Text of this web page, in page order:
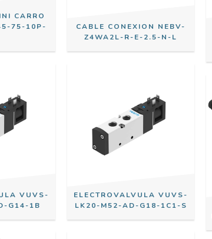
CARRO
75-10P-
CABLE CONEXION NEBV-
Z4WA2L-R-E-2.5-N-L
VUVS-
G14-1B
ELECTROVALVULA VUVS-
LK20-M52-AD-G18-1C1-S